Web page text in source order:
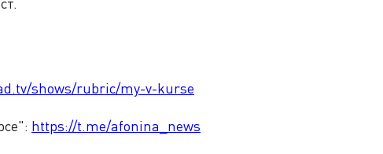
shows/rubric/my-v-kurse
https://t.me/afonina_news